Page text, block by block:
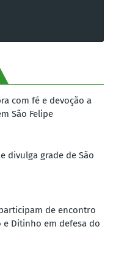
com fé e devoção a
São Felipe
divulga grade de São
de encontro
e Ditinho em defesa do